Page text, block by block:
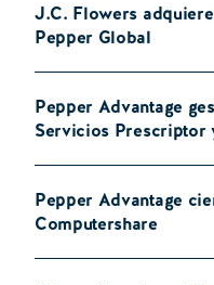
J.C. Flowers
Pepper Global
Pepper Advantage
Servicios Prescriptor
Pepper Advantage
Computershare